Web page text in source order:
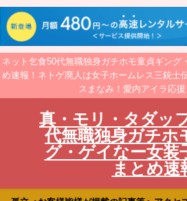
ネット乞食50代無職独身ガチホモ童貞ギング
め速報！ネトゲ廃人は女子ホームレス三銃士
スまなみ！愛内アイラ応援
真・モリ・タダッ
代無職独身ガチホ
グ・ゲイなー女装
まとめ速